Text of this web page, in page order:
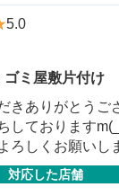
5.0
ミ屋敷片付け
きありがとうご
しております
ろしくお願いし
対応した店舗